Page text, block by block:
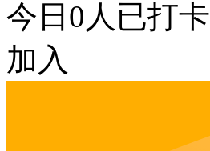
今日 0 人已打卡
加入